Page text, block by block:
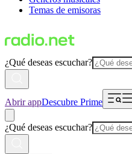
Temas de emisoras
¿Qué deseas escuchar?
Abrir appDescubre Prime
¿Qué deseas escuchar?